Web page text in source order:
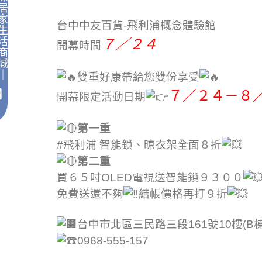
台中中友百貨-飛利浦概念體驗館
開幕時間 ７／２４
雙重好康帶給您雙份享受
開幕限定活動日期
７／２４－８
第一重
#飛利浦 智能鎖、晾衣架全面８折
第二重
買６５吋OLED電視送智能鎖９３００
免費送還不夠
結帳價格再打９折
台中市北區三民路三段161號10樓(B
0968-555-157